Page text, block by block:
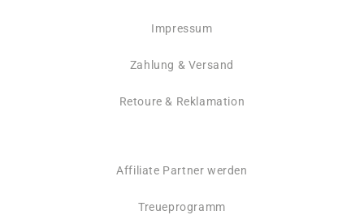
Impressum
Zahlung & Versand
Retoure & Reklamation
Affiliate Partner werden
Treueprogramm